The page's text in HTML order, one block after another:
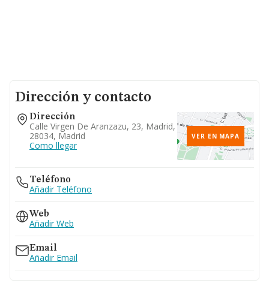
Dirección y contacto
Dirección
Calle Virgen De Aranzazu, 23, Madrid,
28034, Madrid
Como llegar
VER EN MAPA
Teléfono
Añadir Teléfono
Web
Añadir Web
Email
Añadir Email